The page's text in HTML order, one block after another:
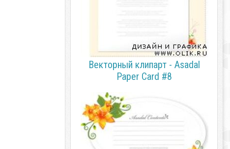
Векторный клипарт - Asadal
Paper Card #8